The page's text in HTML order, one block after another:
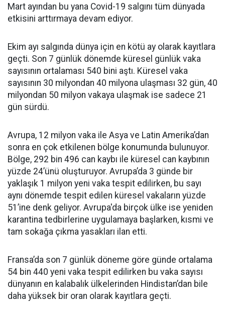
Mart ayından bu yana Covid-19 salgını tüm dünyada
etkisini arttırmaya devam ediyor.
Ekim ayı salgında dünya için en kötü ay olarak kayıtlara
geçti. Son 7 günlük dönemde küresel günlük vaka
sayısının ortalaması 540 bini aştı. Küresel vaka
sayısının 30 milyondan 40 milyona ulaşması 32 gün, 40
milyondan 50 milyon vakaya ulaşmak ise sadece 21
gün sürdü.
Avrupa, 12 milyon vaka ile Asya ve Latin Amerika’dan
sonra en çok etkilenen bölge konumunda bulunuyor.
Bölge, 292 bin 496 can kaybı ile küresel can kaybının
yüzde 24’ünü oluşturuyor. Avrupa’da 3 günde bir
yaklaşık 1 milyon yeni vaka tespit edilirken, bu sayı
aynı dönemde tespit edilen küresel vakaların yüzde
51’ine denk geliyor. Avrupa'da birçok ülke ise yeniden
karantina tedbirlerine uygulamaya başlarken, kısmi ve
tam sokağa çıkma yasakları ilan etti.
Fransa’da son 7 günlük döneme göre günde ortalama
54 bin 440 yeni vaka tespit edilirken bu vaka sayısı
dünyanın en kalabalık ülkelerinden Hindistan’dan bile
daha yüksek bir oran olarak kayıtlara geçti.